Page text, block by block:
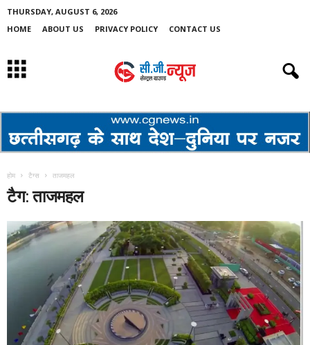
THURSDAY, AUGUST 6, 2026
HOME
ABOUT US PRIVACY POLICY CONTACT US
होम टैग्स ताजमहल
टैग: ताजमहल